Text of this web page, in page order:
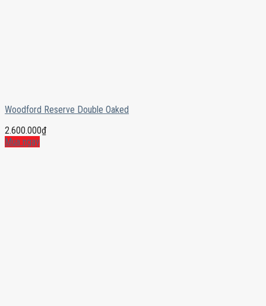
Woodford Reserve Double Oaked
2.600.000₫
Mua ngay